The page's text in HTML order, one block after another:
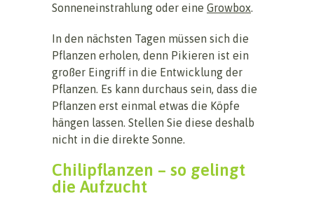
Sonneneinstrahlung oder eine Growbox.
In den nächsten Tagen müssen sich die
Pflanzen erholen, denn Pikieren ist ein
großer Eingriff in die Entwicklung der
Pflanzen. Es kann durchaus sein, dass die
Pflanzen erst einmal etwas die Köpfe
hängen lassen. Stellen Sie diese deshalb
nicht in die direkte Sonne.
Chilipflanzen – so gelingt
die Aufzucht